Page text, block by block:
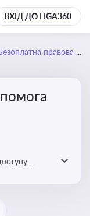
ВХІД ДО LIGA360
правова допомога